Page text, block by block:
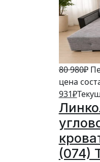
80 980₽
цена
931₽
(074)